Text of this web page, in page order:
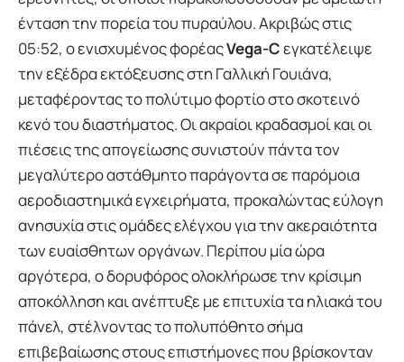
ένταση την πορεία του πυραύλου. Ακριβώς στις
05:52, ο ενισχυμένος φορέαςVega-Cεγκατέλειψε
την εξέδρα εκτόξευσης στη Γαλλική Γουιάνα,
μεταφέροντας το πολύτιμο φορτίο στο σκοτεινό
κενό του διαστήματος. Οι ακραίοι κραδασμοί και οι
πιέσεις της απογείωσης συνιστούν πάντα τον
μεγαλύτερο αστάθμητο παράγοντα σε παρόμοια
αεροδιαστημικά εγχειρήματα, προκαλώντας εύλογη
ανησυχία στις ομάδες ελέγχου για την ακεραιότητα
των ευαίσθητων οργάνων. Περίπου μία ώρα
αργότερα, ο δορυφόρος ολοκλήρωσε την κρίσιμη
αποκόλληση και ανέπτυξε με επιτυχία τα ηλιακά του
πάνελ, στέλνοντας το πολυπόθητο σήμα
επιβεβαίωσης στους επιστήμονες που βρίσκονταν